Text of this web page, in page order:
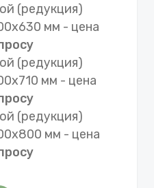
(редукция)
мм - цена
(редукция)
мм - цена
(редукция)
мм - цена